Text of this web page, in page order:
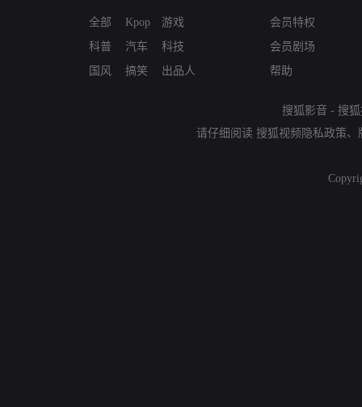
全部
科普
国风
Kpop
汽车
搞笑
游戏
科技
出品人
会员特权
会员剧场
帮助
搜狐影音 - 搜
请仔细阅读 搜狐视频隐私政策、